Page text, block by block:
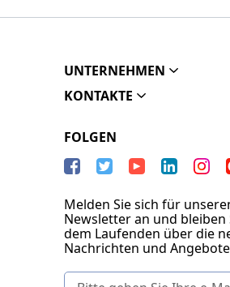
UNTERNEHMEN
KONTAKTE
FOLGEN
Melden Sie sich für
Newsletter an und bleiben
dem Laufenden über die
Nachrichten und